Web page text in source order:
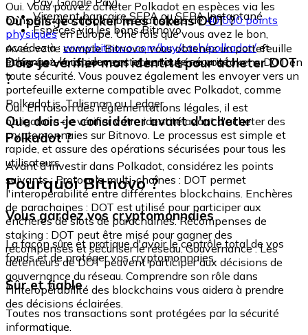
Virement bancaire SEPA ou SEPA Instantané
Espèces via les bons Bitnovo
Oui. Vous pouvez acheter Polkadot en espèces via les
bons Bitnovo, disponibles dans plus de40 000 points
physiquesen Europe. Une fois que vous avez le bon,
accédez à : www.bitnovo.com/buy/cash/polkadot/et
échangez-le rapidement et en toute sécurité.
Où puis-je stocker mes tokens DOT ?
Avec votre compte Bitnovo, vous obtenez un portefeuille
intégré où vous pouvez stocker et gérer vos tokens DOT en
toute sécurité. Vous pouvez également les envoyer vers un
portefeuille externe compatible avec Polkadot, comme
Polkadot.js, Talisman ou Ledger.
Dois-je vérifier mon identité pour acheter DOT
?
Oui. En raison des réglementations légales, il est
obligatoire de vérifier votre identité avant d'acheter des
cryptomonnaies sur Bitnovo. Le processus est simple et
rapide, et assure des opérations sécurisées pour tous les
utilisateurs.
Que dois-je considérer avant d'acheter
Polkadot ?
Avant d'investir dans Polkadot, considérez les points
suivants : Protocole multi-chaînes : DOT permet
l'interopérabilité entre différentes blockchains. Enchères
de parachaines : DOT est utilisé pour participer aux
enchères de slots de parachaines. Récompenses de
staking : DOT peut être misé pour gagner des
récompenses et sécuriser le réseau. Gouvernance : Les
détenteurs de DOT peuvent participer aux décisions de
gouvernance du réseau. Comprendre son rôle dans
l'interopérabilité des blockchains vous aidera à prendre
des décisions éclairées.
Pourquoi Bitnovo ?
Vous gardez vos cryptomonnaies
La façon sûre et pratique d'avoir le contrôle total de vos
fonds et de protéger vos cryptomonnaies.
Sûr et fiable
Toutes nos transactions sont protégées par la sécurité
informatique.